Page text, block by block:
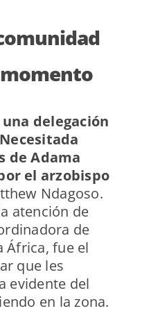
una delegación
de Adama
el arzobispo
Ndagoso.
atención de
de
África, fue el
que les
evidente del
en la zona.